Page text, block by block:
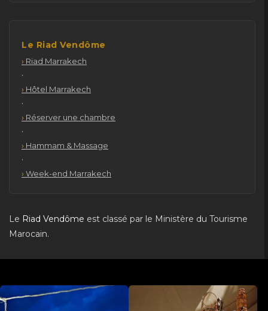
Le Riad Vendôme
Riad Marrakech
·
Hôtel Marrakech
·
Réserver une chambre
·
Hammam & Massage
·
Week-end Marrakech
Le Riad Vendôme est classé par le Ministère du Tourisme
Marocain.